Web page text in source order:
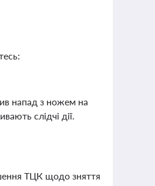
напад з ножем на
слідчі дії.
ТЦК щодо зняття